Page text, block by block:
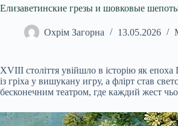
Елизаветинские грезы и шовковые
Охрім Загорна 13.05.2026
XVIII століття увійшло в історію як
із гріха у вишукану игру, а флірт став
бесконечним театром, где каждий жест